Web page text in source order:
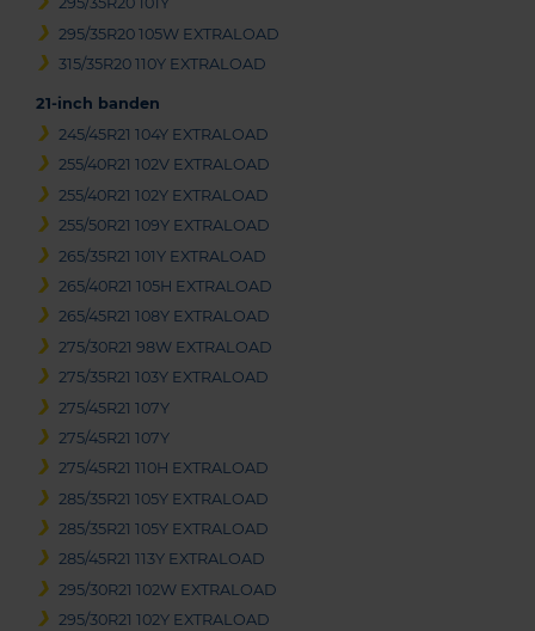
295/35R20 105W EXTRALOAD
315/35R20 110Y EXTRALOAD
21-inch banden
245/45R21 104Y EXTRALOAD
255/40R21 102V EXTRALOAD
255/40R21 102Y EXTRALOAD
255/50R21 109Y EXTRALOAD
265/35R21 101Y EXTRALOAD
265/40R21 105H EXTRALOAD
265/45R21 108Y EXTRALOAD
275/30R21 98W EXTRALOAD
275/35R21 103Y EXTRALOAD
275/45R21 107Y
275/45R21 107Y
275/45R21 110H EXTRALOAD
285/35R21 105Y EXTRALOAD
285/35R21 105Y EXTRALOAD
285/45R21 113Y EXTRALOAD
295/30R21 102W EXTRALOAD
295/30R21 102Y EXTRALOAD